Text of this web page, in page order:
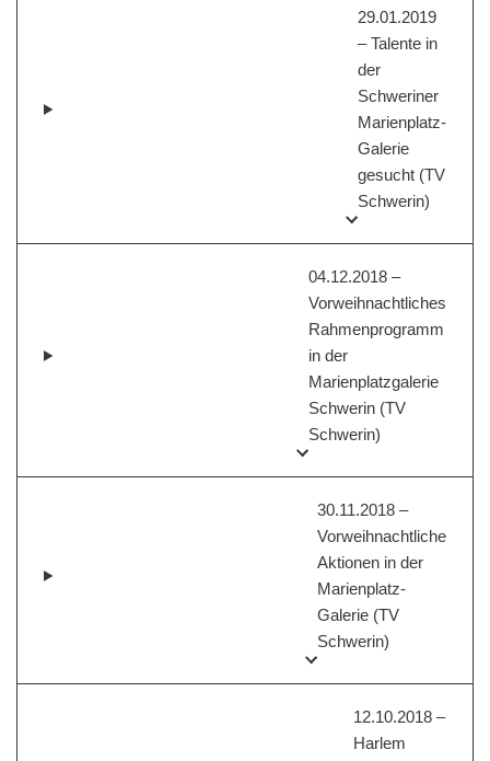
29.01.2019
– Talente in
der
Schweriner
Marienplatz-
Galerie
gesucht (TV
Schwerin)
04.12.2018 –
Vorweihnachtliches
Rahmenprogramm
in der
Marienplatzgalerie
Schwerin (TV
Schwerin)
30.11.2018 –
Vorweihnachtliche
Aktionen in der
Marienplatz-
Galerie (TV
Schwerin)
12.10.2018 –
Harlem